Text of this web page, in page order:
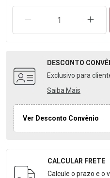
REMOVER UMA UNIDADE
DESCONTO
Exclusivo para
Saiba Mais
Ver Desconto Convênio
Formulário para
CALCULAR FRETE
Calcule o prazo e o